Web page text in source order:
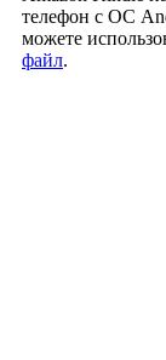
телефон с ОС
можете
файл.